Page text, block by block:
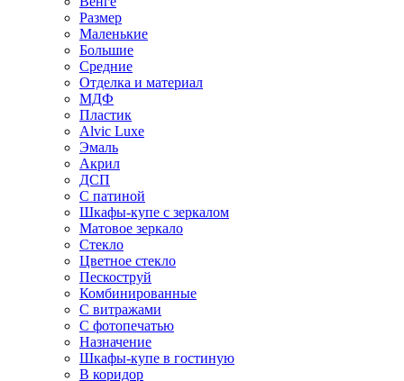
Размер
Маленькие
Большие
Средние
Отделка и материал
МДФ
Пластик
Alvic Luxe
Эмаль
Акрил
ДСП
С патиной
Шкафы-купе с зеркалом
Матовое зеркало
Стекло
Цветное стекло
Пескоструй
Комбинированные
С витражами
С фотопечатью
Назначение
Шкафы-купе в гостиную
В коридор